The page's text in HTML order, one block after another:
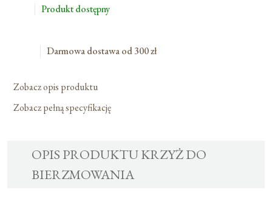
BierzmowaniaProdukt dostępny
Darmowa dostawa od 300 zł
Zobacz opis produktu
Zobacz pełną specyfikację
OPIS PRODUKTU KRZYŻ DO
BIERZMOWANIA